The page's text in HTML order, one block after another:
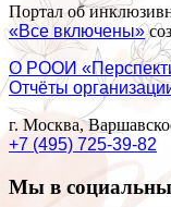
Портал об
«Все включены»
О РООИ
Отчёты
г. Москва,
+7 (495) 725-39-82
Мы в